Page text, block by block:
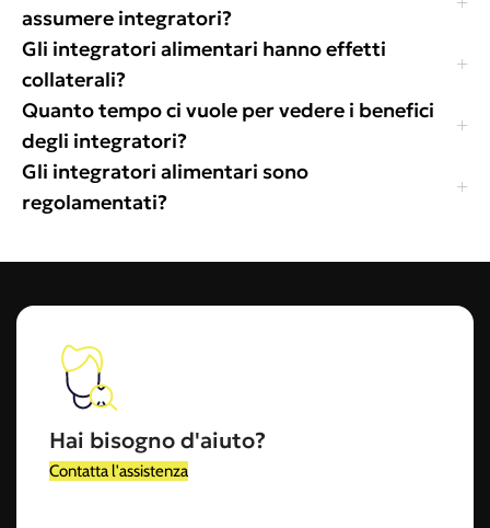
assumere integratori?
Gli integratori alimentari hanno effetti
collaterali?
Quanto tempo ci vuole per vedere i benefici
degli integratori?
Gli integratori alimentari sono
regolamentati?
Hai bisogno d'aiuto?
Contatta l'assistenza